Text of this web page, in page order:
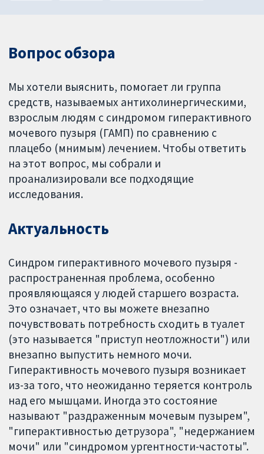
Вопрос обзора
Мы хотели выяснить, помогает ли группа
средств, называемых антихолинергическими,
взрослым людям с синдромом гиперактивного
мочевого пузыря (ГАМП) по сравнению с
плацебо (мнимым) лечением. Чтобы ответить
на этот вопрос, мы собрали и
проанализировали все подходящие
исследования.
Актуальность
Синдром гиперактивного мочевого пузыря -
распространенная проблема, особенно
проявляющаяся у людей старшего возраста.
Это означает, что вы можете внезапно
почувствовать потребность сходить в туалет
(это называется "приступ неотложности") или
внезапно выпустить немного мочи.
Гиперактивность мочевого пузыря возникает
из-за того, что неожиданно теряется контроль
над его мышцами. Иногда это состояние
называют "раздраженным мочевым пузырем",
"гиперактивностью детрузора", "недержанием
мочи" или "синдромом ургентности-частоты".